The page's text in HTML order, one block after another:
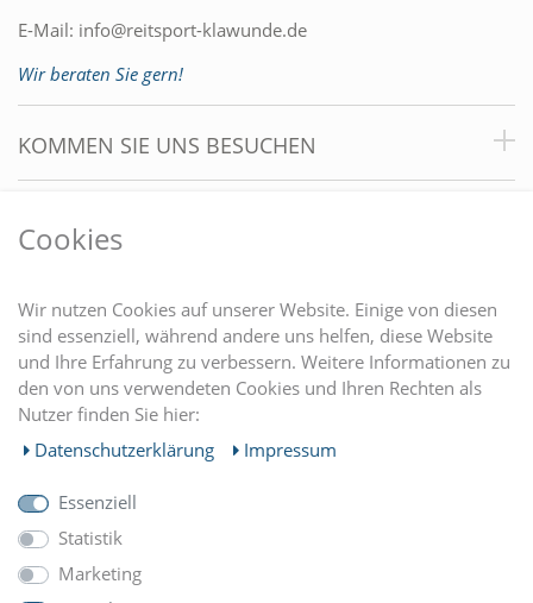
E-Mail: info@reitsport-klawunde.de
Wir beraten Sie gern!
KOMMEN SIE UNS BESUCHEN
EINKAUFEN
MEIN KONTO
UNTERNEHMEN
ZAHLUNGARTEN
Cookies
Wir nutzen Cookies auf unserer Website. Einige von diesen
sind essenziell, während andere uns helfen, diese Website
und Ihre Erfahrung zu verbessern. Weitere Informationen zu
den von uns verwendeten Cookies und Ihren Rechten als
Nutzer finden Sie hier:
Daten­schutz­erklärung
Impressum
Essenziell
Statistik
Marketing